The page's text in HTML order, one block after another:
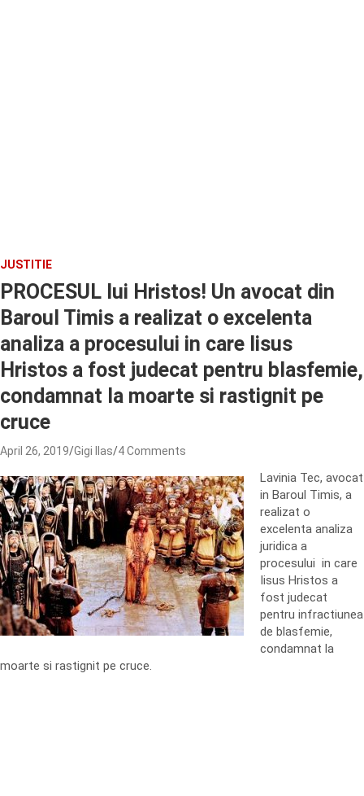
JUSTITIE
PROCESUL lui Hristos! Un avocat din
Baroul Timis a realizat o excelenta
analiza a procesului in care Iisus
Hristos a fost judecat pentru blasfemie,
condamnat la moarte si rastignit pe
cruce
April 26, 2019 Gigi Ilas 4 Comments
Lavinia Tec, avocat
in Baroul Timis, a
realizat o
excelenta analiza
juridica a
procesului in care
Iisus Hristos a
fost judecat
pentru infractiunea
de blasfemie,
condamnat la
moarte si rastignit pe cruce.